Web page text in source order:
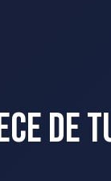
de